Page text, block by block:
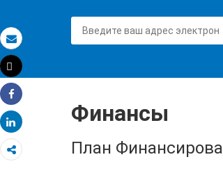
Электронная почта
Распечатать
Tweet
Share
Share
Финансы
План